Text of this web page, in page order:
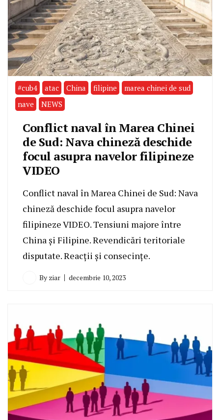
#cub4 atac China filipine
marea chinei de sud
nave
NEWS
Conflict naval în Marea Chinei
de Sud: Nava chineză deschide
focul asupra navelor filipineze
VIDEO
Conflict naval în Marea Chinei de Sud: Nava
chineză deschide focul asupra navelor
filipineze VIDEO. Tensiuni majore între
China și Filipine. Revendicări teritoriale
disputate. Reacții și consecințe.
By ziar decembrie 10, 2023